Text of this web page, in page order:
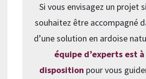
Si vous envisagez un projet
souhaitez être accompagné
d’une solution en ardoise
équipe d’experts est
disposition pour vous